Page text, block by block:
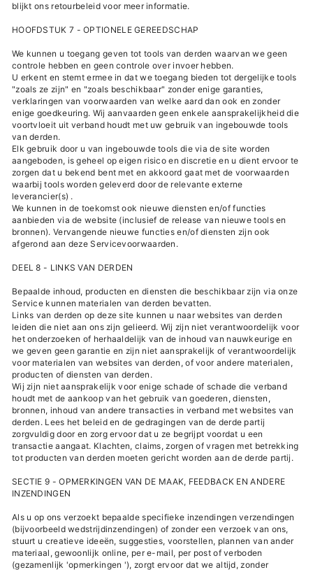
blijkt ons retourbeleid voor meer informatie.
HOOFDSTUK 7 - OPTIONELE GEREEDSCHAP
We kunnen u toegang geven tot tools van derden waarvan we geen
controle hebben en geen controle over invoer hebben.
U erkent en stemt ermee in dat we toegang bieden tot dergelijke tools
"zoals ze zijn" en "zoals beschikbaar" zonder enige garanties,
verklaringen van voorwaarden van welke aard dan ook en zonder
enige goedkeuring. Wij aanvaarden geen enkele aansprakelijkheid die
voortvloeit uit verband houdt met uw gebruik van ingebouwde tools
van derden.
Elk gebruik door u van ingebouwde tools die via de site worden
aangeboden, is geheel op eigen risico en discretie en u dient ervoor te
zorgen dat u bekend bent met en akkoord gaat met de voorwaarden
waarbij tools worden geleverd door de relevante externe
leverancier(s) .
We kunnen in de toekomst ook nieuwe diensten en/of functies
aanbieden via de website (inclusief de release van nieuwe tools en
bronnen). Vervangende nieuwe functies en/of diensten zijn ook
afgerond aan deze Servicevoorwaarden.
DEEL 8 - LINKS VAN DERDEN
Bepaalde inhoud, producten en diensten die beschikbaar zijn via onze
Service kunnen materialen van derden bevatten.
Links van derden op deze site kunnen u naar websites van derden
leiden die niet aan ons zijn gelieerd. Wij zijn niet verantwoordelijk voor
het onderzoeken of herhaaldelijk van de inhoud van nauwkeurige en
we geven geen garantie en zijn niet aansprakelijk of verantwoordelijk
voor materialen van websites van derden, of voor andere materialen,
producten of diensten van derden.
Wij zijn niet aansprakelijk voor enige schade of schade die verband
houdt met de aankoop van het gebruik van goederen, diensten,
bronnen, inhoud van andere transacties in verband met websites van
derden. Lees het beleid en de gedragingen van de derde partij
zorgvuldig door en zorg ervoor dat u ze begrijpt voordat u een
transactie aangaat. Klachten, claims, zorgen of vragen met betrekking
tot producten van derden moeten gericht worden aan de derde partij.
SECTIE 9 - OPMERKINGEN VAN DE MAAK, FEEDBACK EN ANDERE
INZENDINGEN
Als u op ons verzoekt bepaalde specifieke inzendingen verzendingen
(bijvoorbeeld wedstrijdinzendingen) of zonder een verzoek van ons,
stuurt u creatieve ideeën, suggesties, voorstellen, plannen van ander
materiaal, gewoonlijk online, per e-mail, per post of verboden
(gezamenlijk 'opmerkingen '), zorgt ervoor dat we altijd, zonder